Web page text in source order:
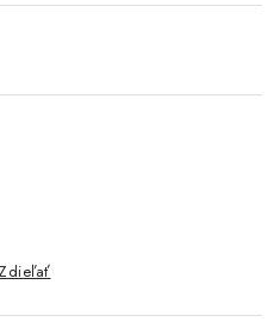
LTA
Zdieľať